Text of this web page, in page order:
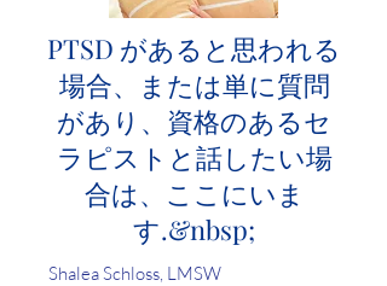
PTSD があると思われる
場合、または単に質問
があり、資格のあるセ
ラピストと話したい場
合は、ここにいま
す.&nbsp;
Shalea Schloss, LMSW